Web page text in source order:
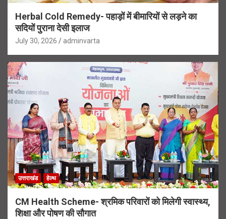
Herbal Cold Remedy- पहाड़ों में बीमारियों से लड़ने का
सदियों पुराना देसी इलाज
July 30, 2026 adminvarta
उत्तराखंड हेल्थ
CM Health Scheme- श्रमिक परिवारों को मिलेगी स्वास्थ्य,
शिक्षा और पोषण की सौगात